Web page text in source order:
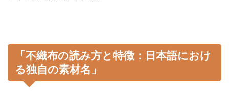
「不織布の読み方と特徴：日本語におけ
る独自の素材名」